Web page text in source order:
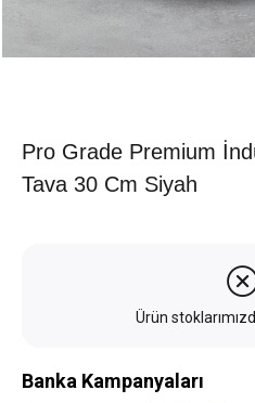
Pro Grade Premium
Tava 30 Cm Siyah
Ürün
Banka Kampanyaları